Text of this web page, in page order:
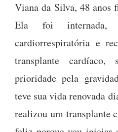
Viana da Silva, 48 anos
Ela foi internada,
cardiorrespiratória e
transplante cardíaco,
prioridade pela
teve sua vida renovada
realizou um transplante